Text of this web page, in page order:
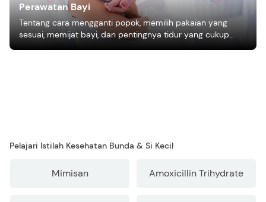
Perawatan Bayi
Tentang cara mengganti popok, memilih pakaian yang
sesuai, memijat bayi, dan pentingnya tidur yang cukup
bagi pertumbuhan bayi.
Pelajari Istilah Kesehatan Bunda & Si Kecil
Mimisan Amoxicillin Trihydrate